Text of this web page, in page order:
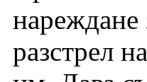
нареждане
разстрел